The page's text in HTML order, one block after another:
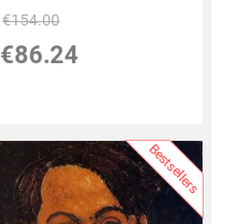
€154.00
€86.24
Bestsellers